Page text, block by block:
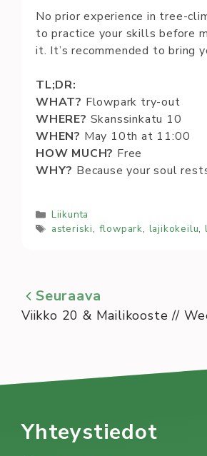
No prior experience in tree-
to practice your skills before
it. It’s recommended to bring
TL;DR:
WHAT? Flowpark try-out
WHERE? Skanssinkatu 10
WHEN? May 10th at 11:00
HOW MUCH? Free
WHY? Because your soul
Kategoriat
Liikunta
Avainsanat
asteriski, flowpark, lajikokeilu,
Seuraava
Viikko 20 & Mailikooste //
Yhteystiedot